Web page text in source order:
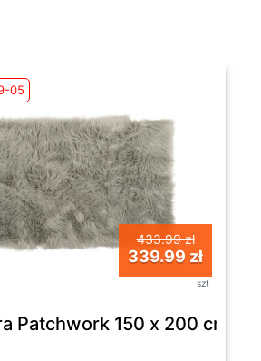
05
433.99 zł
339.99 zł
szt
Patchwork 150 x 200 cm